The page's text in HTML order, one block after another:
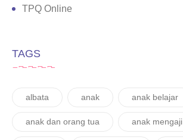
TPQ Online
TAGS
albata anak anak belajar
anak dan orang tua anak mengaji